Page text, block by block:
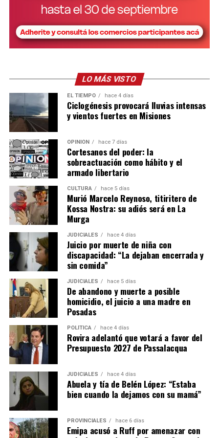
Para nosotros fue una experiencia impresionante”,
relató.
Además de las clases teóricas, los jóvenes ya
preparación de suelos.
Para Skölfman, que habitualmente se desempeña en
diseño y planificación, la experiencia tiene un valor
especial:
“Una cosa es diseñar una máquina en la computadora y
otra muy distinta es subirse a un tractor, sentir cómo
trabaja y entender en condiciones reales lo que uno
proyecta”.
Una fábrica misionera con proyección
internacional
La empresa Lory emplea actualmente a 17 personas,
entre personal administrativo, ingenieros de diseño y
operarios de producción.
La firma fabrica cosechadoras de yerba mate, té y
tabaco, además de implementos agrícolas como
desmalezadoras, fumigadoras, fertilizadoras y otros
equipos adaptados a las condiciones productivas de
Misiones.
Ante la caída de las ventas de maquinaria en los últimos
años, la empresa decidió diversificar su actividad
incorporando reparaciones, servicios de corte con
pantógrafo y trabajos de diseño para terceros.
“Nos abrimos un poco para no dejar sin trabajo a los
muchachos. Formar un operario lleva años y perder ese
capital humano sería un retroceso enorme”, afirmó
LO MÁS VISTO
EL TIEMPO hace 4 días
Ciclogénesis provocará lluvias intensas
y vientos fuertes en Misiones
OPINIÓN hace 7 días
Cortesanos del poder: la
sobreactuación como hábito y el
armado libertario
CULTURA hace 5 días
Murió Marcelo Reynoso, titiritero de
Kossa Nostra: su adiós será en La
Murga
JUDICIALES hace 4 días
Juicio por muerte de niña con
discapacidad: “La dejaban encerrada y
sin comida”
JUDICIALES hace 5 días
De abandono y muerte a posible
homicidio, el juicio a una madre en
Posadas
POLÍTICA hace 4 días
Rovira adelantó que votará a favor del
Presupuesto 2027 de Passalacqua
JUDICIALES hace 4 días
Abuela y tía de Belén López: “Estaba
bien cuando la dejamos con su mamá”
PROVINCIALES hace 6 días
Emipa acusó a Ruff por amenazar con